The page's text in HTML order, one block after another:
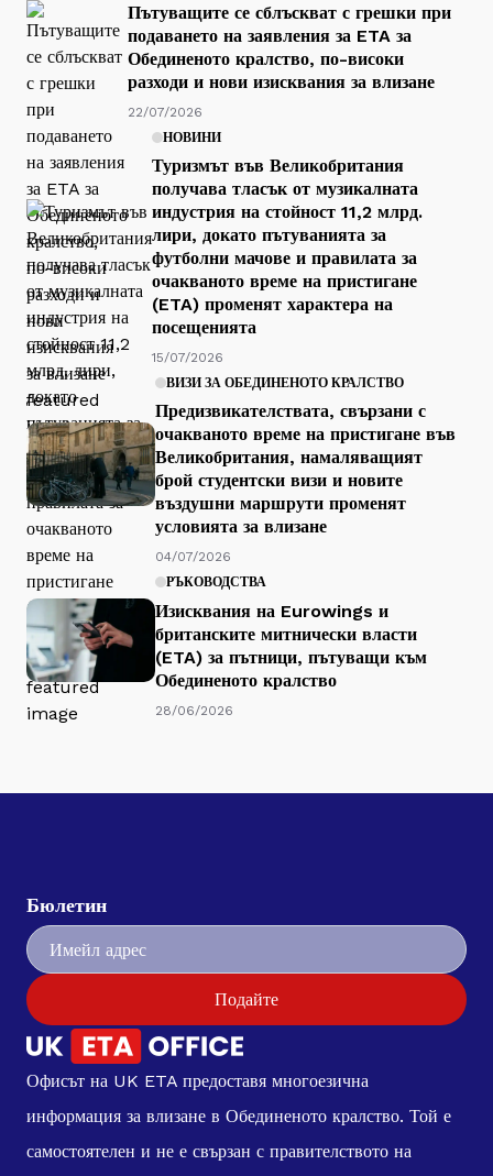
Пътуващите се сблъскват с грешки при
подаването на заявления за ETA за
Обединеното кралство, по-високи
разходи и нови изисквания за влизане
22/07/2026
НОВИНИ
Туризмът във Великобритания
получава тласък от музикалната
индустрия на стойност 11,2 млрд.
лири, докато пътуванията за
футболни мачове и правилата за
очакваното време на пристигане
(ETA) променят характера на
посещенията
15/07/2026
ВИЗИ ЗА ОБЕДИНЕНОТО КРАЛСТВО
Предизвикателствата, свързани с
очакваното време на пристигане във
Великобритания, намаляващият
брой студентски визи и новите
въздушни маршрути променят
условията за влизане
04/07/2026
РЪКОВОДСТВА
Изисквания на Eurowings и
британските митнически власти
(ETA) за пътници, пътуващи към
Обединеното кралство
28/06/2026
Бюлетин
Подайте
Офисът на UK ETA предоставя многоезична
информация за влизане в Обединеното кралство. Той е
самостоятелен и не е свързан с правителството на